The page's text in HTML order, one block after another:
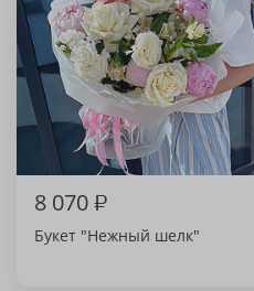
8 070₽
Букет "Нежный шелк"